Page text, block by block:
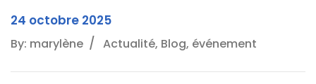
24 octobre 2025
By: marylène Actualité, Blog, événement